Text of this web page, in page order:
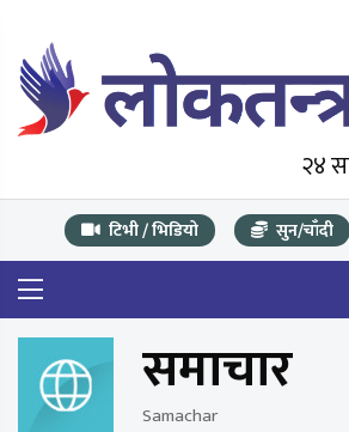
२४
टिभी / भिडियो सुन/चाँदी
समाचार
Samachar